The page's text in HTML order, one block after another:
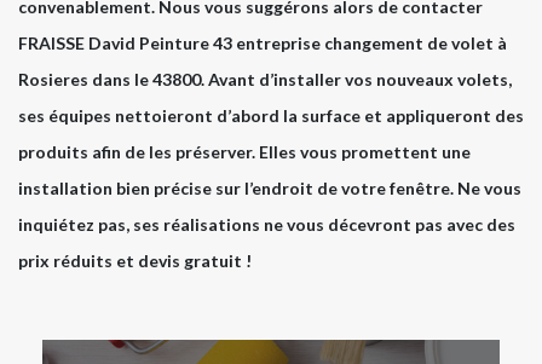
convenablement. Nous vous suggérons alors de contacter
FRAISSE David Peinture 43 entreprise changement de volet à
Rosieres dans le 43800. Avant d’installer vos nouveaux volets,
ses équipes nettoieront d’abord la surface et appliqueront des
produits afin de les préserver. Elles vous promettent une
installation bien précise sur l’endroit de votre fenêtre. Ne vous
inquiétez pas, ses réalisations ne vous décevront pas avec des
prix réduits et devis gratuit !